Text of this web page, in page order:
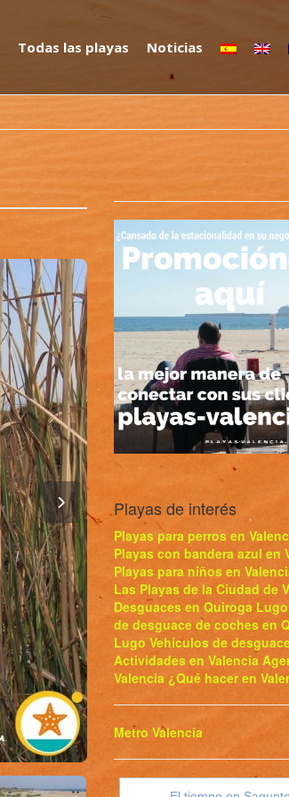
Todas las playas Noticias
Playas de interés
Playas para perros en
Playas con bandera azul en
Playas para niños en
Las Playas de la Ciudad de
Desguaces en Quiroga Lugo
de desguace de coches en
Lugo Vehículos de
Actividades en Valencia
Valencia ¿Qué hacer en
Metro Valencia